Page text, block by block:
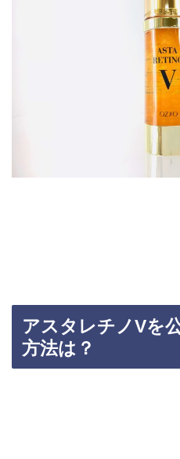
アスタレチノVを
方法は？